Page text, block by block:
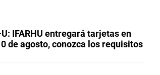
IFARHU entregará tarjetas en
de agosto, conozca los requisitos